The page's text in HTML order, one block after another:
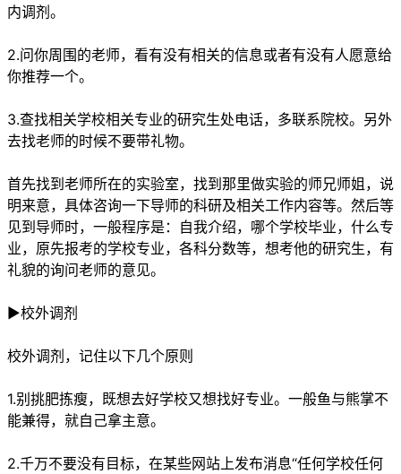
内调剂。
2.问你周围的老师，看有没有相关的信息或者有没有人愿意给
你推荐一个。
3.查找相关学校相关专业的研究生处电话，多联系院校。另外
去找老师的时候不要带礼物。
首先找到老师所在的实验室，找到那里做实验的师兄师姐，说
明来意，具体咨询一下导师的科研及相关工作内容等。然后等
见到导师时，一般程序是：自我介绍，哪个学校毕业，什么专
业，原先报考的学校专业，各科分数等，想考他的研究生，有
礼貌的询问老师的意见。
►校外调剂
校外调剂，记住以下几个原则
1.别挑肥拣瘦，既想去好学校又想找好专业。一般鱼与熊掌不
能兼得，就自己拿主意。
2.千万不要没有目标，在某些网站上发布消息“任何学校任何